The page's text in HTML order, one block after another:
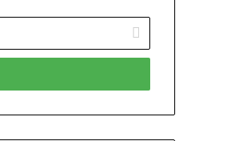
أدخل
بريدك
الإلكتروني